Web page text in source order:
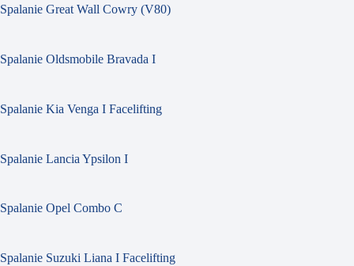
Spalanie Great Wall Cowry (V80)
Spalanie Oldsmobile Bravada I
Spalanie Kia Venga I Facelifting
Spalanie Lancia Ypsilon I
Spalanie Opel Combo C
Spalanie Suzuki Liana I Facelifting